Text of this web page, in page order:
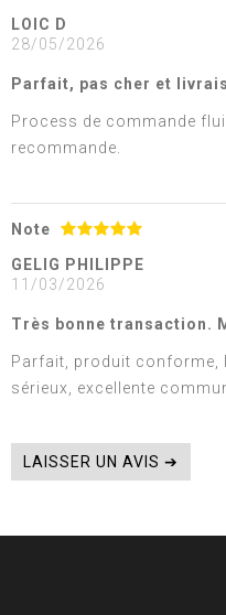
LOIC D
28/05/2026
Parfait, pas cher et
Process de commande
recommande.
Note
GELIG PHILIPPE
11/03/2026
Très bonne transaction.
Parfait, produit conforme,
sérieux, excellente
LAISSER UN AVIS ➔